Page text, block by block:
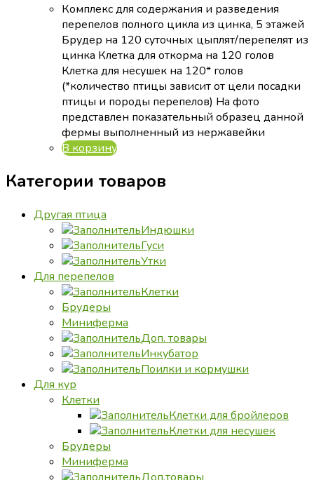
составляла
76
890 ₽.
74
239 ₽.
Комплекс для содержания и разведения
перепелов полного цикла из цинка, 5 этажей
Брудер на 120 суточных цыплят/перепелят из
цинка Клетка для откорма на 120 голов
Клетка для несушек на 120* голов
(*количество птицы зависит от цели посадки
птицы и породы перепелов) На фото
представлен показательный образец данной
фермы выполненный из нержавейки
В корзину
Категории товаров
Другая птица
Индюшки
Гуси
Утки
Для перепелов
Клетки
Брудеры
Миниферма
Доп. товары
Инкубатор
Поилки и кормушки
Для кур
Клетки
Клетки для бройлеров
Клетки для несушек
Брудеры
Миниферма